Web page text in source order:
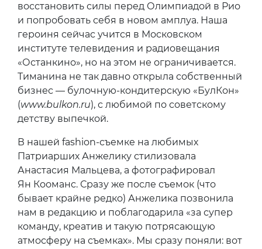
восстановить силы перед Олимпиадой в Рио
и попробовать себя в новом амплуа. Наша
героиня сейчас учится в Московском
институте телевидения и радиовещания
«Останкино», но на этом не ограничивается.
Тиманина не так давно открыла собственный
бизнес — булочную-кондитерскую «БулКон»
(www.bulkon.ru), с любимой по советскому
детству выпечкой.
В нашей fashion-съемке на любимых
Патриарших Анжелику стилизовала
Анастасия Мальцева, а фотографировал
Ян Кооманс. Сразу же после съемок (что
бывает крайне редко) Анжелика позвонила
нам в редакцию и поблагодарила «за супер
команду, креатив и такую потрясающую
атмосферу на съемках». Мы сразу поняли: вот